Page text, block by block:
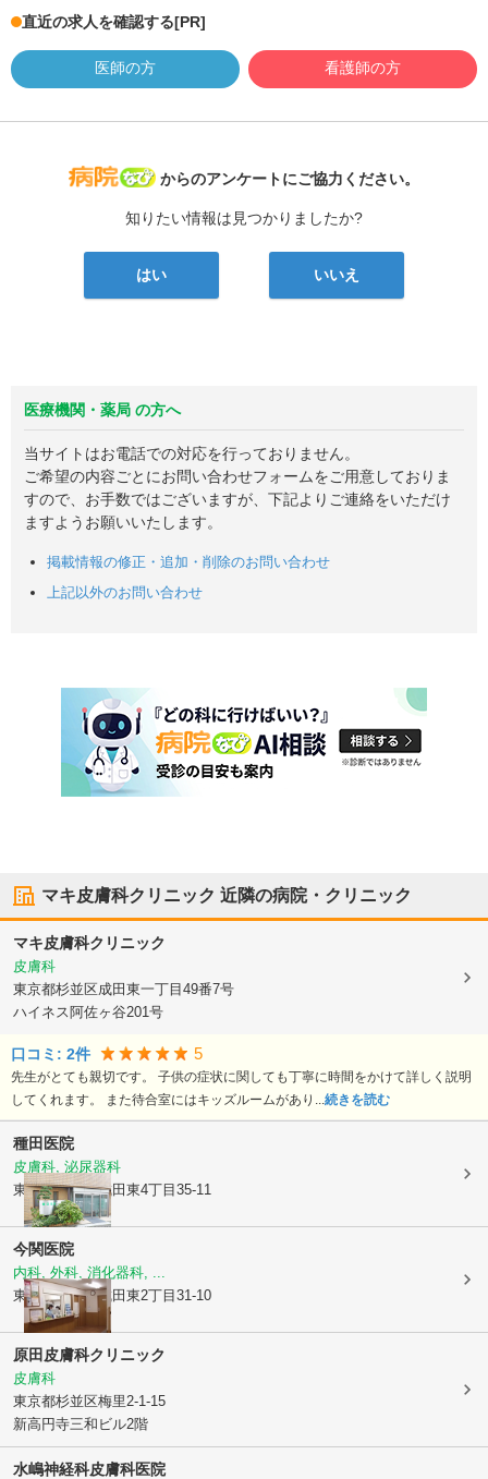
直近の求人を確認する[PR]
医師の方 看護師の方
病院なび
からのアンケートにご協力ください。
知りたい情報は見つかりましたか?
はい いいえ
医療機関・薬局 の方へ
当サイトはお電話での対応を行っておりません。
ご希望の内容ごとにお問い合わせフォームをご用意しておりま
すので、お手数ではございますが、下記よりご連絡をいただけ
ますようお願いいたします。
掲載情報の修正・追加・削除のお問い合わせ
上記以外のお問い合わせ
マキ皮膚科クリニック 近隣の病院・クリニック
マキ皮膚科クリニック
皮膚科
東京都杉並区成田東一丁目49番7号
ハイネス阿佐ヶ谷201号
口コミ: 2件 5
先生がとても親切です。 子供の症状に関しても丁寧に時間をかけて詳しく説明
してくれます。 また待合室にはキッズルームがあり...続きを読む
種田医院
皮膚科, 泌尿器科
東京都杉並区成田東4丁目35-11
今関医院
内科, 外科, 消化器科, ...
東京都杉並区成田東2丁目31-10
原田皮膚科クリニック
皮膚科
東京都杉並区梅里2-1-15
新高円寺三和ビル2階
水嶋神経科皮膚科医院